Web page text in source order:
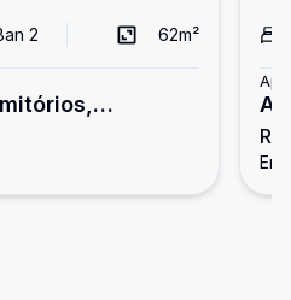
2 62m²